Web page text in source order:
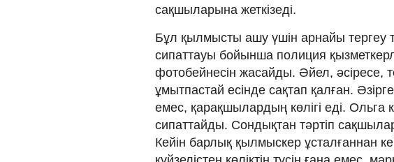
сақшыларына жеткізеді.
Бұл қылмысты ашу үшін арнайы тергеу
сипаттауы бойынша полиция
фотобейнесін жасайды. Әйел, әсіресе,
ұмытпастай есінде сақтап қалған.
емес, қарақшылардың көлігі еді. Ольга
сипаттайды. Сондықтан тәртіп
Кейін барлық қылмыскер ұсталғаннан